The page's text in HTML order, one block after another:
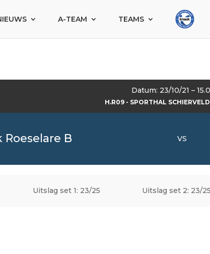
A-TEAM TEAMS
Datum: 23/10/21 –
H.R09 - SPORTHAL
Roeselare B VS
Uitslag set 1: 23/25 Uitslag set 2: 23/25